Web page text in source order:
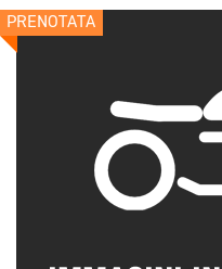
PRENOTATA